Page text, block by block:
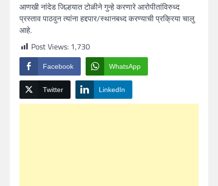
आणखी नांदेड जिल्हयात टोळीने गुन्हे करणारे आरोपीतांविरुध्द
प्रस्ताव पाठवुन त्यांना हद्दपार/स्थानबध्द करण्याची प्रक्रिया चालु
आहे.
Post Views: 1,730
Facebook WhatsApp
Twitter LinkedIn